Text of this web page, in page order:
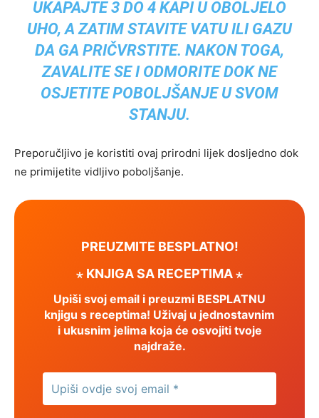
UKAPAJTE 3 DO 4 KAPI U OBOLJELO
UHO, A ZATIM STAVITE VATU ILI GAZU
DA GA PRIČVRSTITE. NAKON TOGA,
ZAVALITE SE I ODMORITE DOK NE
OSJETITE POBOLJŠANJE U SVOM
STANJU.
Preporučljivo je koristiti ovaj prirodni lijek dosljedno dok
ne primijetite vidljivo poboljšanje.
PREUZMITE BESPLATNO!
⋆ KNJIGA SA RECEPTIMA ⋆
Upiši svoj email i preuzmi BESPLATNU
knjigu s receptima! Uživaj u jednostavnim
i ukusnim jelima koja će osvojiti tvoje
najdraže.